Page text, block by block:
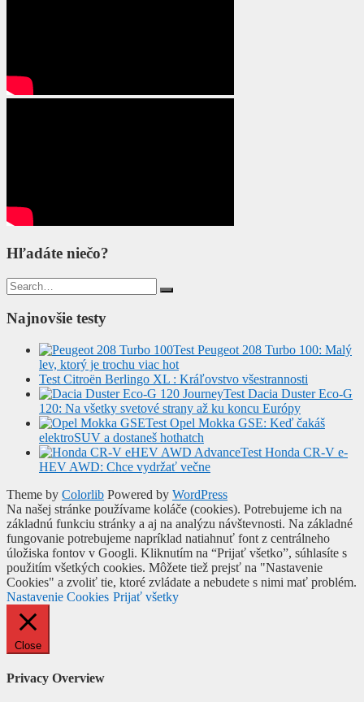
Hľadáte niečo?
Search
for:
Najnovšie testy
Test Peugeot 208 Turbo 100: Malý
lev, ktorý je trochu viac hot
Test Citroën Berlingo XL : Kráľovstvo všestrannosti
Test Dacia Duster Eco-G
120: Na všetky svetové strany až ku koncu Európy
Test Opel Mokka GSE: Keď čakáš
elektroSUV a dostaneš hothatch
Test Honda CR-V e-
HEV AWD: Chce vydržať večne
Theme by Colorlib Powered by WordPress
Na našej stránke používame koláče (cookies). Potrebujeme ich na
základnú funkciu stránky a aj na analýzu návštevnosti. Na základné
fungovanie potrebujeme napríklad natiahnuť font z centrálneho
úložiska fontov v Googli. Kliknutím na “Prijať všetko”, súhlasíte s
použitím všetkých cookies. Môžete tiež prejsť na "Nastavenie
Cookies" a zvoliť tie, ktoré zvládate a nebudete s nimi mať problém.
Nastavenie Cookies Prijať všetky
Close
Privacy Overview